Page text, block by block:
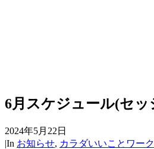
6月スケジュール(セ
2024年5月22日
|In お知らせ, カラダいいことワー